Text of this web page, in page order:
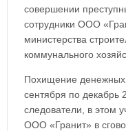
совершении
сотрудники ООО
министерства
коммунального
Похищение денежных
сентября по декабрь
следователи, в этом
ООО «Гранит» в